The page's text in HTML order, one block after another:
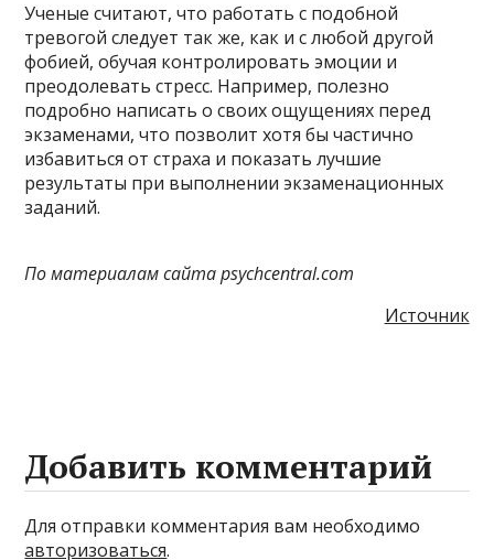
Ученые считают, что работать с подобной
тревогой следует так же, как и с любой другой
фобией, обучая контролировать эмоции и
преодолевать стресс. Например, полезно
подробно написать о своих ощущениях перед
экзаменами, что позволит хотя бы частично
избавиться от страха и показать лучшие
результаты при выполнении экзаменационных
заданий.
По материалам сайта psychcentral.com
Источник
Добавить комментарий
Для отправки комментария вам необходимо
авторизоваться.